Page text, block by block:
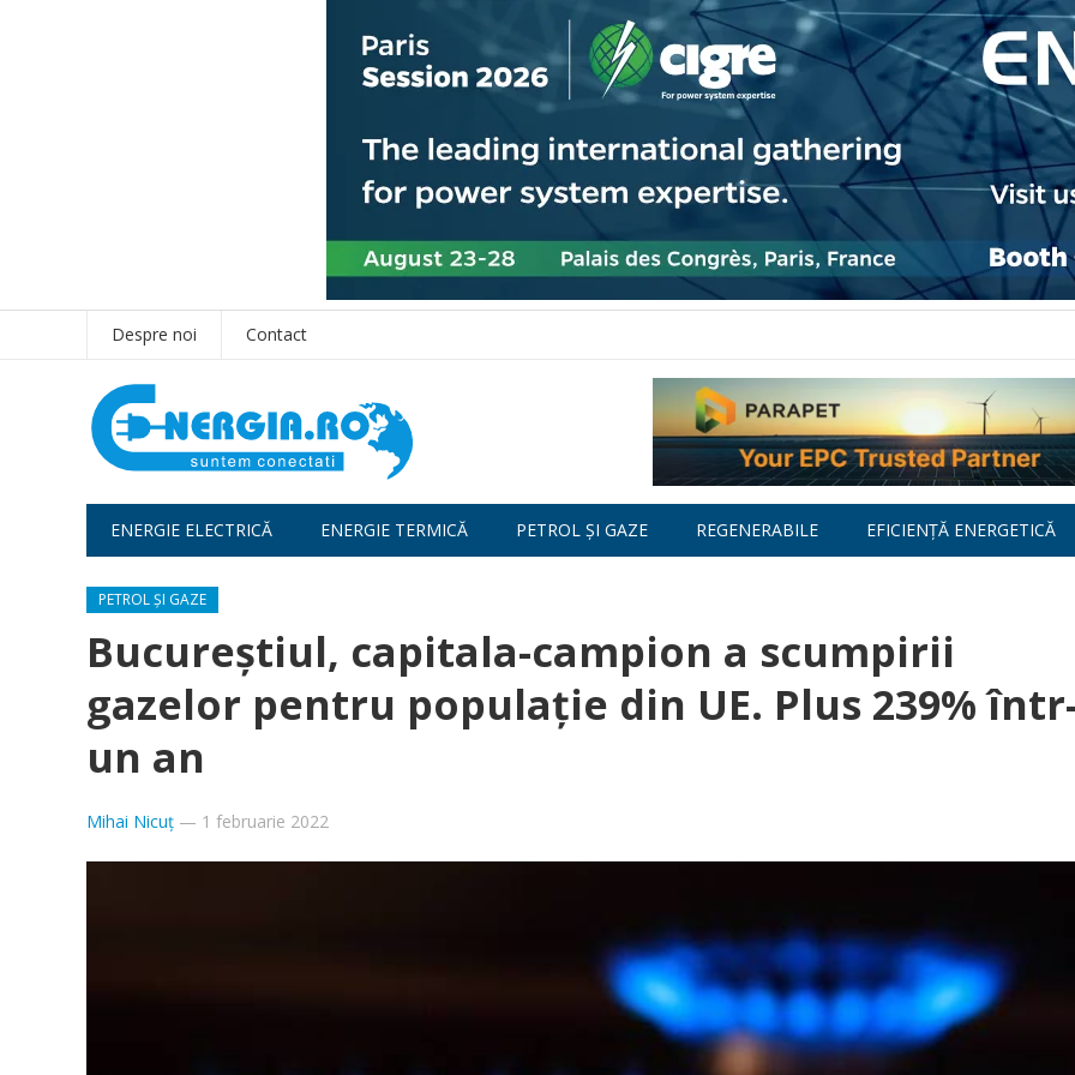
Despre noi Contact
ENERGIE ELECTRICĂ ENERGIE TERMICĂ PETROL ȘI GAZE REGENERABILE EFICIENȚĂ ENERGETICĂ
PETROL ȘI GAZE
Bucureștiul, capitala-campion a scumpirii
gazelor pentru populație din UE. Plus 239%
un an
Mihai Nicuț — 1 februarie 2022